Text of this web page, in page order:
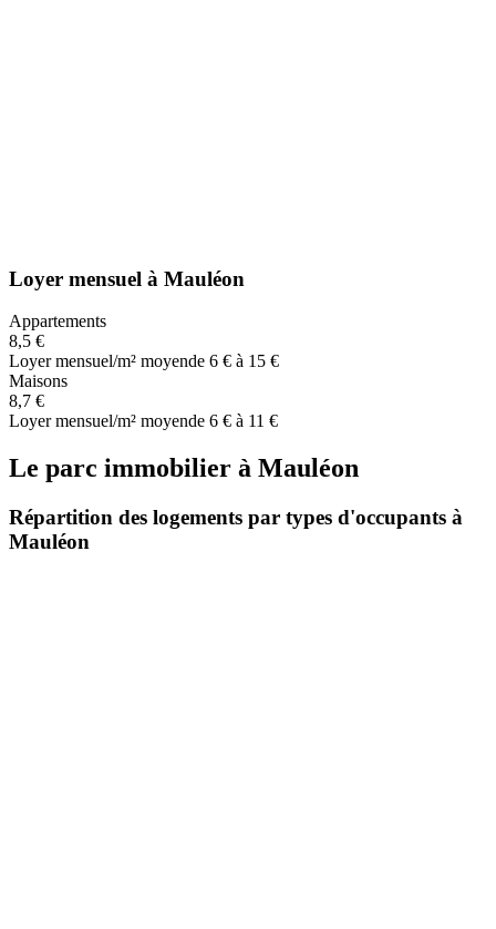
Loyer mensuel à Mauléon
Appartements
8,5 €
Loyer mensuel/m² moyende 6 € à 15 €
Maisons
8,7 €
Loyer mensuel/m² moyende 6 € à 11 €
Le parc immobilier à Mauléon
Répartition des logements par types d'occupants à
Mauléon